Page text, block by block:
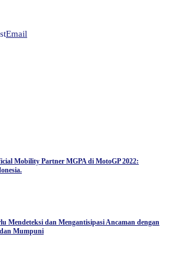
Email
Mobility Partner MGPA di MotoGP 2022:
Mendeteksi dan Mengantisipasi Ancaman dengan
Mumpuni